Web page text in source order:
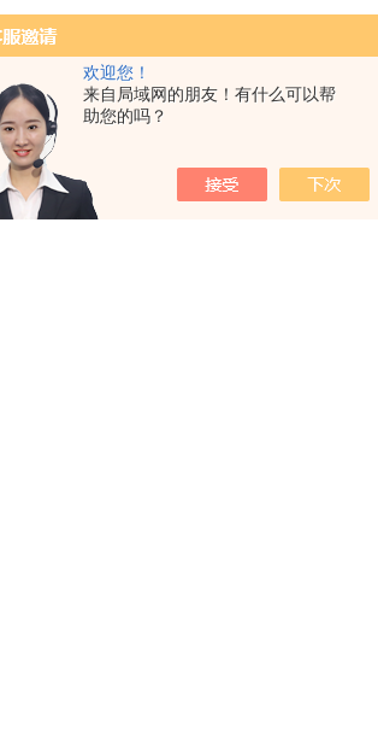
欢迎您！
来自局域网的朋友！有什么可以帮
助您的吗？